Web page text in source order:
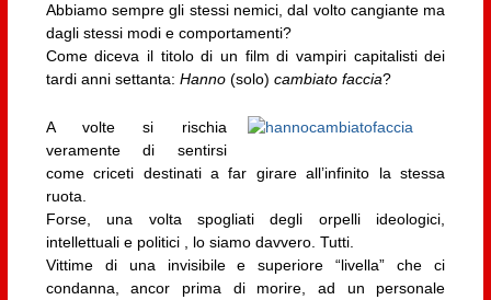
Abbiamo sempre gli stessi nemici, dal volto cangiante ma
dagli stessi modi e comportamenti?
Come diceva il titolo di un film di vampiri capitalisti dei
tardi anni settanta: Hanno (solo) cambiato faccia?
A volte si rischia
veramente di sentirsi
come criceti destinati a far girare all’infinito la stessa
ruota.
Forse, una volta spogliati degli orpelli ideologici,
intellettuali e politici , lo siamo davvero. Tutti.
Vittime di una invisibile e superiore “livella” che ci
condanna, ancor prima di morire, ad un personale